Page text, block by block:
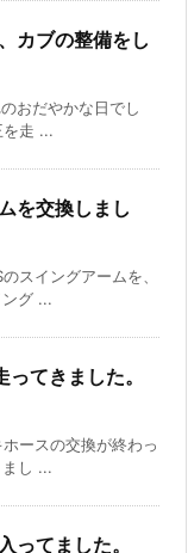
カブの整備をし
おだやかな日でし
を走 ...
を交換しまし
スイングアームを、
グ ...
てきました。
ースの交換が終わっ
し ...
ってました。